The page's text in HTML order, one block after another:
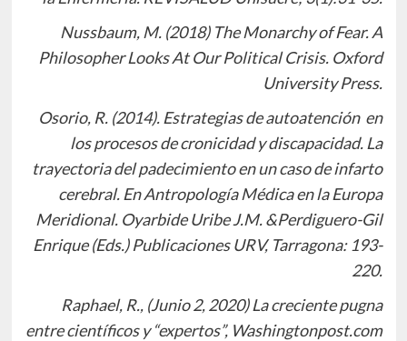
Nussbaum, M. (2018) The Monarchy of Fear. A
Philosopher Looks At Our Political Crisis. Oxford
University Press.
Osorio, R. (2014). Estrategias de autoatención en
los procesos de cronicidad y discapacidad. La
trayectoria del padecimiento en un caso de infarto
cerebral. En Antropología Médica en la Europa
Meridional. Oyarbide Uribe J.M. &Perdiguero-Gil
Enrique (Eds.) Publicaciones URV, Tarragona: 193-
220.
Raphael, R., (Junio 2, 2020) La creciente pugna
entre científicos y “expertos”, Washingtonpost.com